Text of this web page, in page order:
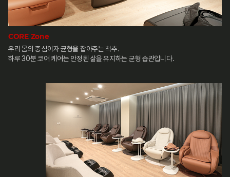
CORE Zone
우리 몸의 중심이자 균형을 잡아주는 척추.
하루 30분 코어 케어는 안정된 삶을 유지하는 균형 습관입니다.